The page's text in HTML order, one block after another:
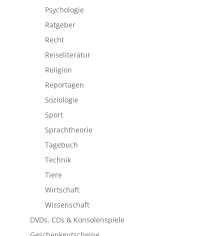
Psychologie
Ratgeber
Recht
Reiseliteratur
Religion
Reportagen
Soziologie
Sport
Sprachtheorie
Tagebuch
Technik
Tiere
Wirtschaft
Wissenschaft
DVDs, CDs & Konsolenspiele